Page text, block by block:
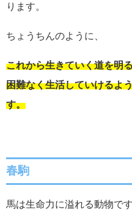
ります。
ちょうちんのように、
これから生きていく道を明
困難なく生活していけるよ
す。
春駒
馬は生命力に溢れる動物で